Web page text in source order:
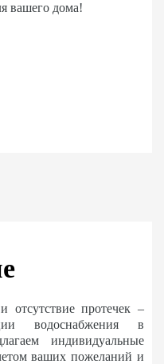
вашего дома!
отсутствие протечек –
водоснабжения в
индивидуальные
ваших пожеланий и